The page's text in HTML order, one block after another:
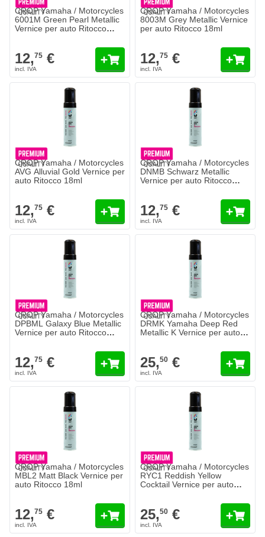
CROP Yamaha / Motorcycles
6001M Green Pearl Metallic
Vernice per auto Ritocco
12,75 €
CROP Yamaha / Motorcycles
8003M Grey Metallic Vernice
per auto Ritocco 18ml
12,75 €
CROP Yamaha / Motorcycles
AVG Alluvial Gold Vernice per
auto Ritocco 18ml
12,75 €
CROP Yamaha / Motorcycles
DNMB Schwarz Metallic
Vernice per auto Ritocco
12,75 €
CROP Yamaha / Motorcycles
DPBML Galaxy Blue Metallic
Vernice per auto Ritocco
12,75 €
CROP Yamaha / Motorcycles
DRMK Yamaha Deep Red
Metallic K Vernice per auto
25,50 €
CROP Yamaha / Motorcycles
MBL2 Matt Black Vernice per
auto Ritocco 18ml
12,75 €
CROP Yamaha / Motorcycles
RYC1 Reddish Yellow
Cocktail Vernice per auto
25,50 €